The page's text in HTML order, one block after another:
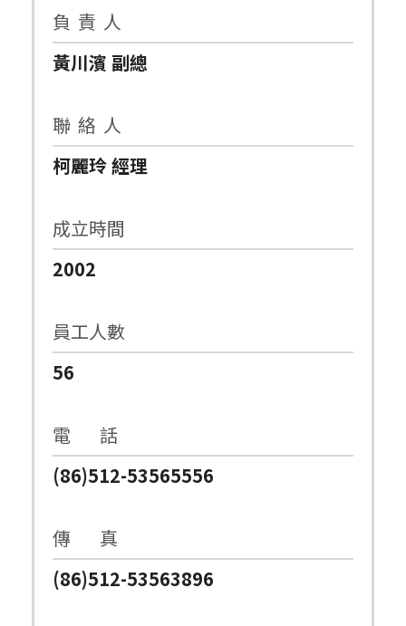
負 責 人
黃川濱 副總
聯 絡 人
柯麗玲 經理
成立時間
2002
員工人數
56
電 話
(86)512-53565556
傳 真
(86)512-53563896